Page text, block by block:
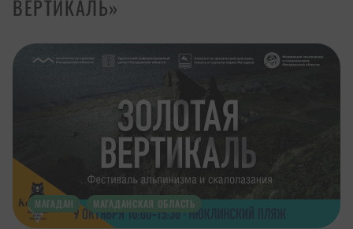
ВЕРТИКАЛЬ»
МАГАДАН МАГАДАНСКАЯ ОБЛАСТЬ